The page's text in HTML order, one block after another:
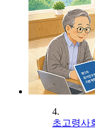
4.
초고령사